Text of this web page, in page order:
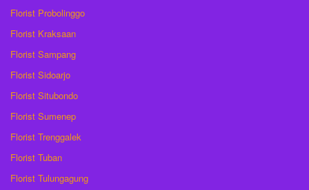
Florist Probolinggo
Florist Kraksaan
Florist Sampang
Florist Sidoarjo
Florist Situbondo
Florist Sumenep
Florist Trenggalek
Florist Tuban
Florist Tulungagung